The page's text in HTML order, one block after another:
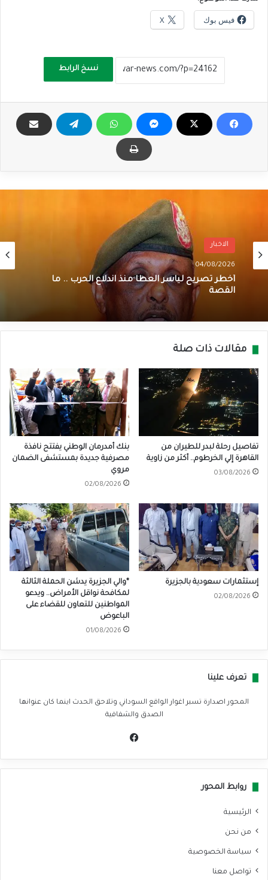
فيس بوك X
نسخ الرابط
الاخبار
04/08/2026
أخطر تصريح لياسر العطا منذ اندلاع الحرب .. ما
القصة
مقالات ذات صلة
تفاصيل رحلة لبدر للطيران من
القاهرة إلي الخرطوم.. أكثر من زاوية
03/08/2026
بنك أمدرمان الوطني يفتتح نافذة
مصرفية جديدة بمستشفى الضمان
مروي
02/08/2026
إستثمارات سعودية بالجزيرة
02/08/2026
*والي الجزيرة يدشن الحملة الثالثة
لمكافحة نواقل الأمراض.. ويدعو
المواطنين للتعاون للقضاء على
الباعوض
01/08/2026
تعرف علينا
المحور اصدارة تسبر اغوار الواقع السوداني وتلاحق الحدث اينما كان عنوانها
الصدق والشفافية
روابط المحور
الرئيسية
من نحن
سياسة الخصوصية
تواصل معنا